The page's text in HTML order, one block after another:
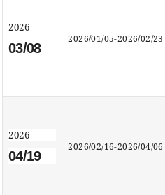
2026
03/08
2026/01/05-2026/02/23
2026
04/19
2026/02/16-2026/04/06